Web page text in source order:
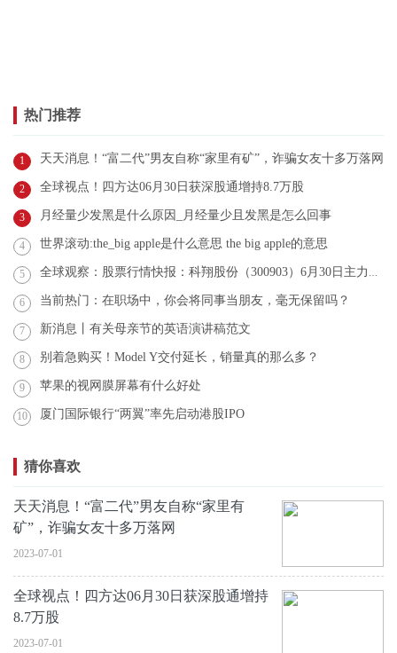
热门推荐
1 天天消息！“富二代”男友自称“家里有矿”，诈骗女友十多万落网
2 全球视点！四方达06月30日获深股通增持8.7万股
3 月经量少发黑是什么原因_月经量少且发黑是怎么回事
4 世界滚动:the_big apple是什么意思 the big apple的意思
5 全球观察：股票行情快报：科翔股份（300903）6月30日主力资金净卖出1114.12万元
6 当前热门：在职场中，你会将同事当朋友，毫无保留吗？
7 新消息丨有关母亲节的英语演讲稿范文
8 别着急购买！Model Y交付延长，销量真的那么多？
9 苹果的视网膜屏幕有什么好处
10 厦门国际银行“两翼”率先启动港股IPO
猜你喜欢
天天消息！“富二代”男友自称“家里有
矿”，诈骗女友十多万落网
2023-07-01
全球视点！四方达06月30日获深股通增持
8.7万股
2023-07-01